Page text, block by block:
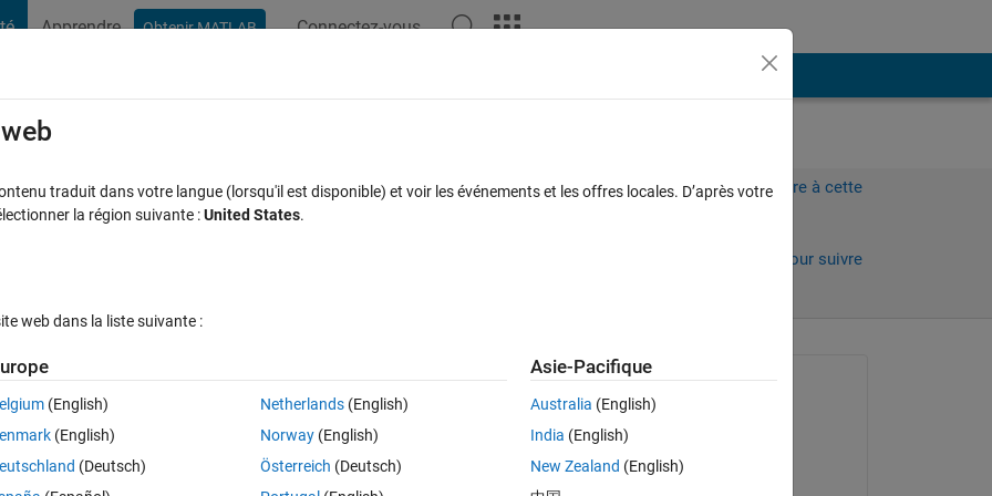
Apprendre Obtenir MATLAB Connectez-vous
between 9.9775 and 10.0225?
Connectez-vous pour répondre à cette
Connectez-vous pour suivre
Afficher commentaires plus anciens
my input values to change randomly between 9.9775 and 10.0225.
friedl hulsmans
le 15 Nov 2017
traduit dans votre langue (lorsqu'il est disponible) et voir les événements et les offres locales. D’après votre
la région suivante :United States.
web dans la liste suivante :
(English)
(English)
(Deutsch)
Netherlands(English)
Norway(English)
Österreich (Deutsch)
Asie-Pacifique
Australia (English)
India (English)
New Zealand (English)